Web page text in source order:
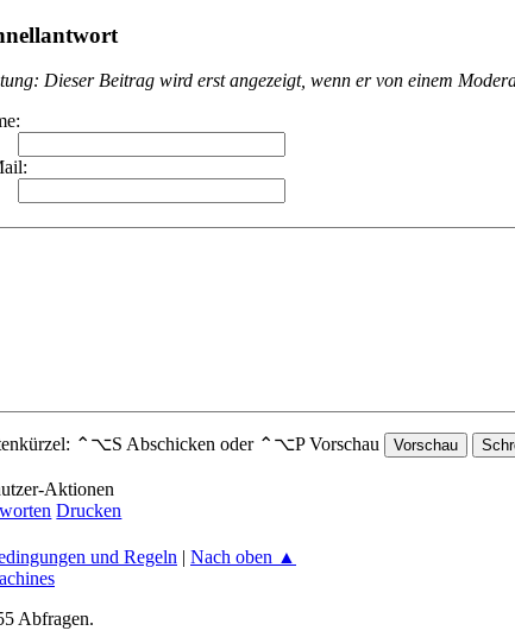
Dieser Beitrag wird erst angezeigt, wenn er von einem
⌃⌥S Abschicken oder ⌃⌥P Vorschau
Aktionen
Drucken
und Regeln | Nach oben ▲
Abfragen.